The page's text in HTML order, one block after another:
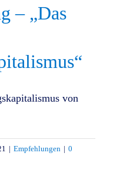
– „Das
von
| Empfehlungen | 0